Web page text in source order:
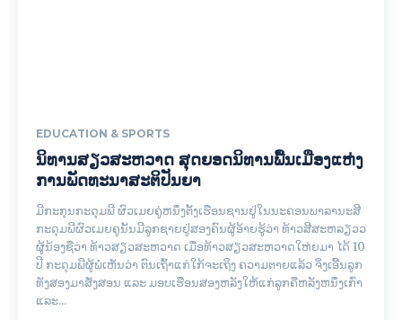
EDUCATION & SPORTS
ນິທານສຽວສະຫວາດ ສຸດຍອດນິທານພື້ນເມືອງແຫ່ງ
ການພັດທະນາສະຕິປັນຍາ
ມີກະກຸນກະດຸມພີ ຜົວເມຍຄູ່ຫນຶ່ງຕັ້ງເຮືອນຊານຢູ່ໃນນະຄອນພາລານະສີ
ກະດຸມພີຜົວເມຍຄູນັ້ນມີລູກຊາຍຢູ່ສອງຄົນຜູ້ອ້າຍຮູ້ວ່າ ທ້າວສີສະຫລຽວວ
ຜູ້ນ້ອງຊືວ່າ ທ້າວສຽວສະຫວາດ ເມື່ອທ້າວສຽວສະຫວາດໃຫ່ຍມາ ໄດ້ 10
ປີ ກະດຸມພີຜູ້ພໍ່ເຫັນວ່າ ຕົນເຖົ້າແກ່ໃກ້ຈະເຖິງ ຄວາມຕາຍແລ້ວ ຈິ່ງເອີ້ນລູກ
ທັງສອງມາສັ່ງສອນ ແລະ ມອບເຮືອນສອງຫລັງໃຫ້ແກ່ລູກຄືຫລັງຫນຶ່ງເກົ່າ
ແລະ...